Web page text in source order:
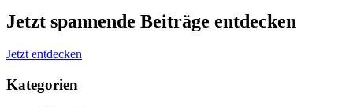
Jetzt spannende Beiträge entdecken
Jetzt entdecken
Kategorien